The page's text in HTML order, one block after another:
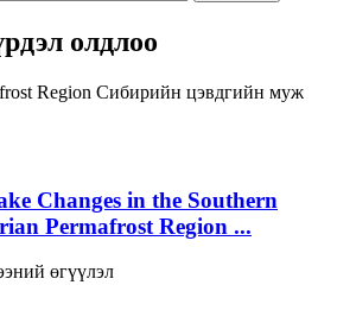
олдлоо
Region Сибирийн цэвдгийн муж
Changes in the Southern
Permafrost Region ...
өгүүлэл